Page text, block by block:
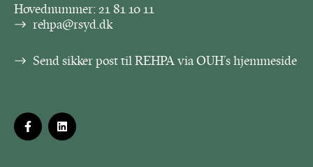
Hovednummer:21 81 10 11
rehpa@rsyd.dk
Send sikker post til REHPA via OUH’s hjemmeside